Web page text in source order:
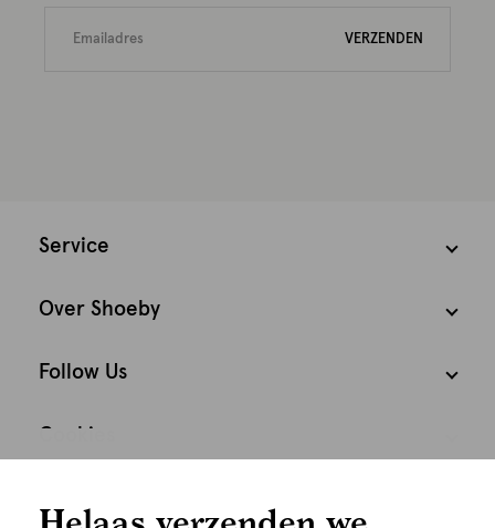
VERZENDEN
Service
Over Shoeby
Follow Us